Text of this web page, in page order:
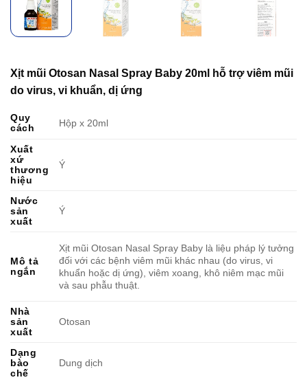
Xịt mũi Otosan Nasal Spray Baby 20ml hỗ trợ viêm mũi
do virus, vi khuẩn, dị ứng
Quy
cách
Hộp x 20ml
Xuất
xứ
thương
hiệu
Ý
Nước
sản
xuất
Ý
Mô tả
ngắn
Xịt mũi Otosan Nasal Spray Baby là liệu pháp lý tưởng
đối với các bệnh viêm mũi khác nhau (do virus, vi
khuẩn hoặc dị ứng), viêm xoang, khô niêm mạc mũi
và sau phẫu thuật.
Nhà
sản
xuất
Otosan
Dạng
bào
chế
Dung dịch